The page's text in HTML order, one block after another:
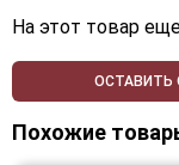
На этот товар
ОСТАВИТЬ
Похожие